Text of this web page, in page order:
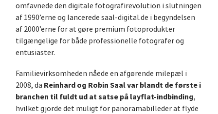
omfavnede den digitale fotografirevolution i slutningen
af 1990’erne og lancerede saal-digital.de i begyndelsen
af 2000’erne for at gøre premium fotoprodukter
tilgængelige for både professionelle fotografer og
entusiaster.
Familievirksomheden nåede en afgørende milepæl i
2008, da Reinhard og Robin Saal var blandt de første i
branchen til fuldt ud at satse på layflat-indbinding,
hvilket gjorde det muligt for panoramabilleder at flyde